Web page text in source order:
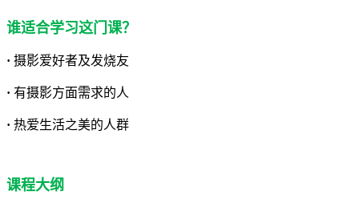
谁适合学习这门课？
· 摄影爱好者及发烧友
· 有摄影方面需求的人
· 热爱生活之美的人群
课程大纲